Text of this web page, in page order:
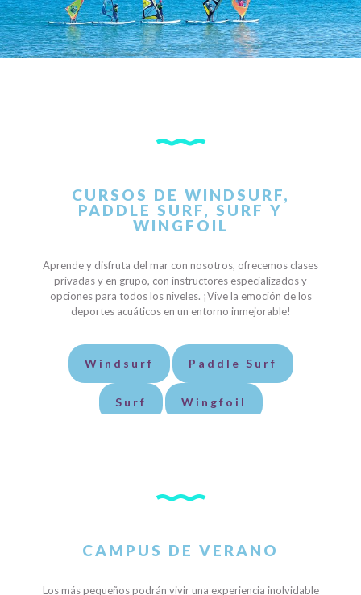
CURSOS DE WINDSURF,
PADDLE SURF, SURF Y
WINGFOIL
Aprende y disfruta del mar con nosotros, ofrecemos clases
privadas y en grupo, con instructores especializados y
opciones para todos los niveles. ¡Vive la emoción de los
deportes acuáticos en un entorno inmejorable!
Windsurf Paddle Surf
Surf Wingfoil
CAMPUS DE VERANO
Los más pequeños podrán vivir una experiencia inolvidable